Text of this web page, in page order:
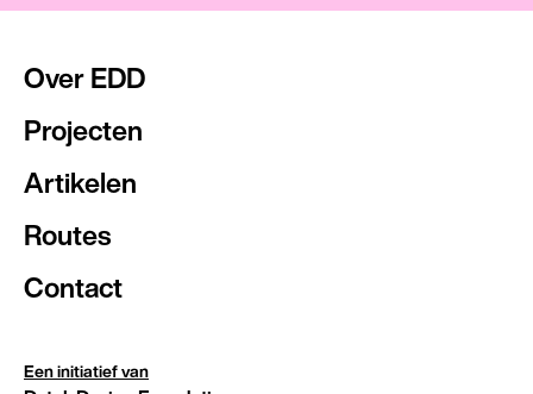
Over EDD
Projecten
Artikelen
Routes
Contact
Een initiatief van